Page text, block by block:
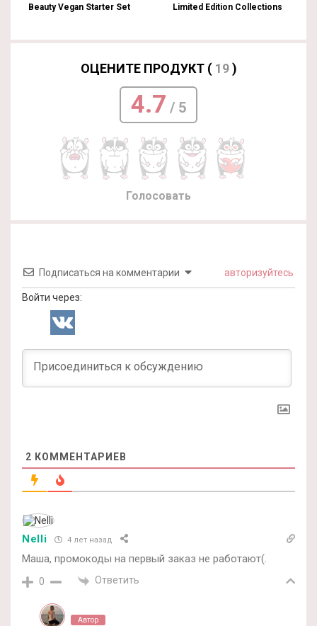
Beauty Vegan Starter Set
Limited Edition Collections
ОЦЕНИТЕ ПРОДУКТ ( 19)
4.7 / 5
Голосовать
Подписаться на комментарии авторизуйтесь
Войти через:
2 КОММЕНТАРИЕВ
Nelli 4 лет назад
Маша, промокоды на первый заказ не работают(.
0 Ответить
Автор